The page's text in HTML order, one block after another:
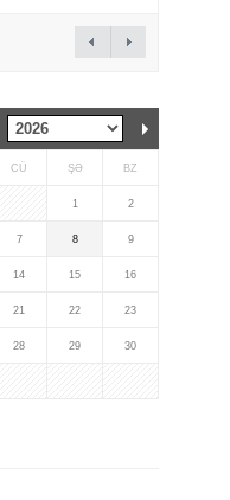
CÜ ŞƏ BZ
1 2
7 8 9
14 15 16
21 22 23
28 29 30